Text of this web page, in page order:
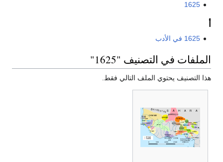
1625
1625 في الأدب
الملفات في التصنيف "1625"
هذا التصنيف يحتوي الملف التالي فقط.